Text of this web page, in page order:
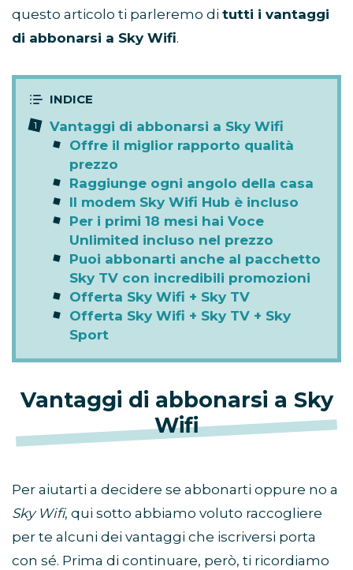
questo articolo ti parleremo di tutti i vantaggi
di abbonarsi a Sky Wifi.
Vantaggi di abbonarsi a Sky Wifi
Offre il miglior rapporto qualità
prezzo
Raggiunge ogni angolo della casa
Il modem Sky Wifi Hub è incluso
Per i primi 18 mesi hai Voce
Unlimited incluso nel prezzo
Puoi abbonarti anche al pacchetto
Sky TV con incredibili promozioni
Offerta Sky Wifi + Sky TV
Offerta Sky Wifi + Sky TV + Sky
Sport
Vantaggi di abbonarsi a Sky
Wifi
Per aiutarti a decidere se abbonarti oppure no a
Sky Wifi, qui sotto abbiamo voluto raccogliere
per te alcuni dei vantaggi che iscriversi porta
con sé. Prima di continuare, però, ti ricordiamo